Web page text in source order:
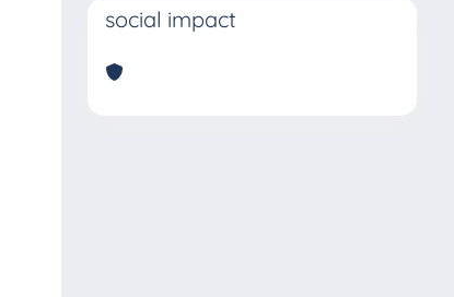
social impact